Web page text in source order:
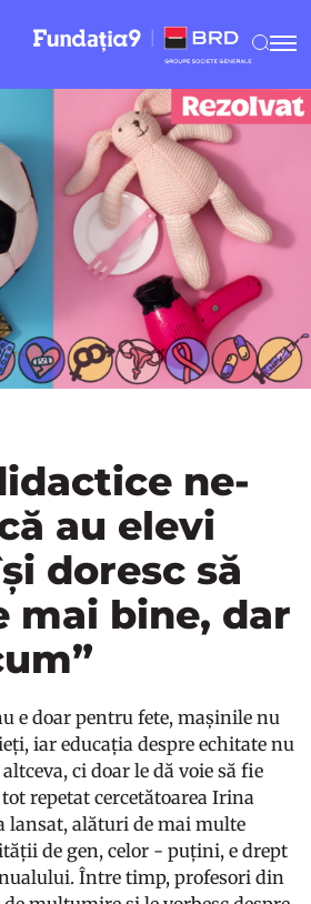
ne-
au elevi
doresc să
mai bine, dar
e doar pentru fete, mașinile nu
iar educația despre echitate nu
ci doar le dă voie să fie
repetat cercetătoarea Irina
lansat, alături de mai multe
de gen, celor - puțini, e drept
Între timp, profesori din